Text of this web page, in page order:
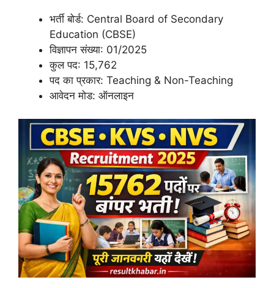
भर्ती बोर्ड: Central Board of Secondary
Education (CBSE)
विज्ञापन संख्या: 01/2025
कुल पद: 15,762
पद का प्रकार: Teaching & Non-Teaching
आवेदन मोड: ऑनलाइन